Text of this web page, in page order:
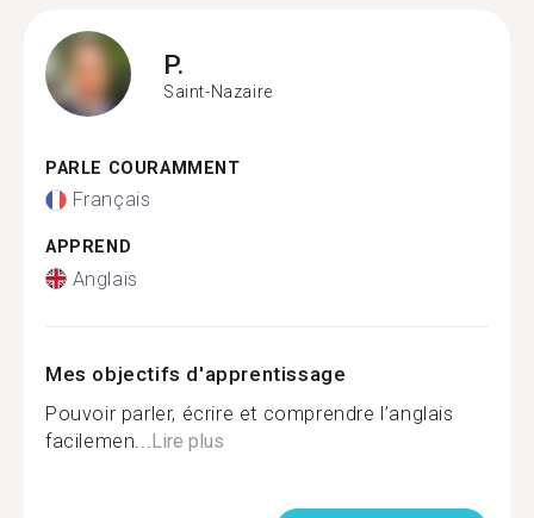
P.
Saint-Nazaire
PARLE COURAMMENT
Français
APPREND
Anglais
Mes objectifs d'apprentissage
Pouvoir parler, écrire et comprendre l’anglais
facilemen... Lire plus